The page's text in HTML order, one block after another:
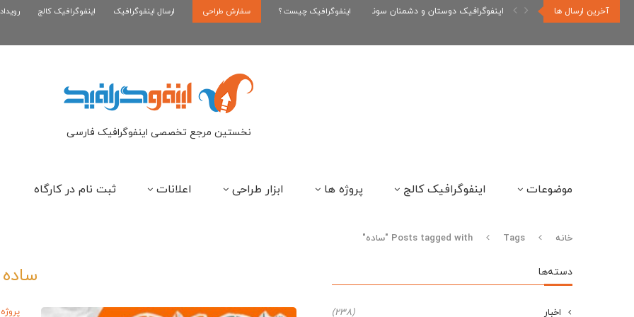
آخرین ارسال ها اینفوگرافیک دوستان و دشمنان سونیک اینفوگرافیک بازی سوپر ماریو اینفوگرافیک چیست ؟ سفارش طراحی ارسال اینفوگرافیک اینفوگرافیک کالج
نخستین مرجع تخصصی اینفوگرافیک فارسی
موضوعات اینفوگرافیک کالج پروژه ها ابزار طراحی اعلانات ثبت نام در کارگاه
خانه Tags Posts tagged with "ساده"
ساده دسته‌ها
اخبار (238)